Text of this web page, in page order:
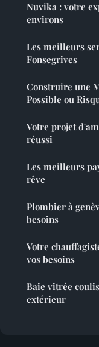
Nuvika : votre
environs
Les meilleurs
Fonsegrives
Construire une
Possible ou
Votre projet
réussi
Les meilleurs
rêve
Plombier à
besoins
Votre
vos besoins
Baie vitrée
extérieur